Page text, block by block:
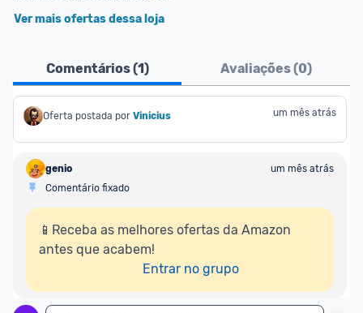
Ver mais ofertas dessa loja
Comentários (1) Avaliações (0)
Oferta postada por Vinicius um mês atrás
genio
um mês atrás
Comentário fixado
📱Receba as melhores ofertas da Amazon
antes que acabem!
Entrar no grupo